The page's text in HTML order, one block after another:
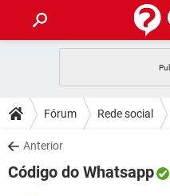
CELULAR
OUTLOOK
INSTAGRAM
DICAS
JOGOS
DOWNLOADS
JOGOS
FÓRUM
Fórum Rede social
Anterior
Código do Whatsapp